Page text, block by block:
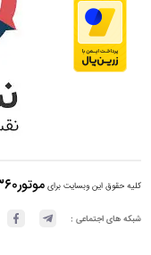
کلیه حقوق این وبسایت برای موتور360
شبکه های اجتماعی :